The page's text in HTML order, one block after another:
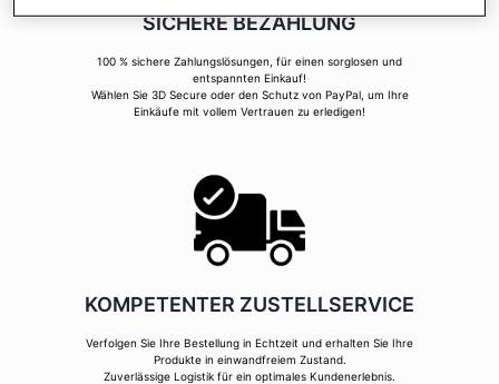
SICHERE BEZAHLUNG
100 % sichere Zahlungslösungen, für einen sorglosen und
entspannten Einkauf!
Wählen Sie 3D Secure oder den Schutz von PayPal, um Ihre
Einkäufe mit vollem Vertrauen zu erledigen!
KOMPETENTER ZUSTELLSERVICE
Verfolgen Sie Ihre Bestellung in Echtzeit und erhalten Sie Ihre
Produkte in einwandfreiem Zustand.
Zuverlässige Logistik für ein optimales Kundenerlebnis.